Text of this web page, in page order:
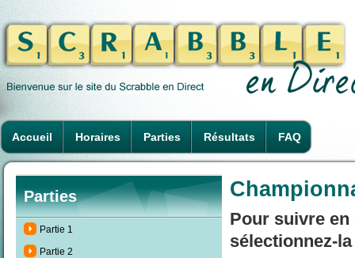
Accueil Horaires Parties Résultats FAQ
Parties
Partie 1
Partie 2
Pour suivre
sélectionnez-